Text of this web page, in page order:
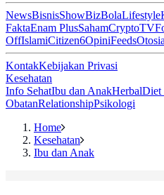
NewsBisnisShowBizBolaLifestyle
FaktaEnam PlusSahamCryptoTV
OffIslamiCitizen6OpiniFeedsOtosia
KontakKebijakan Privasi
Kesehatan
Info SehatIbu dan AnakHerbalDiet
ObatanRelationshipPsikologi
Home
Kesehatan
Ibu dan Anak